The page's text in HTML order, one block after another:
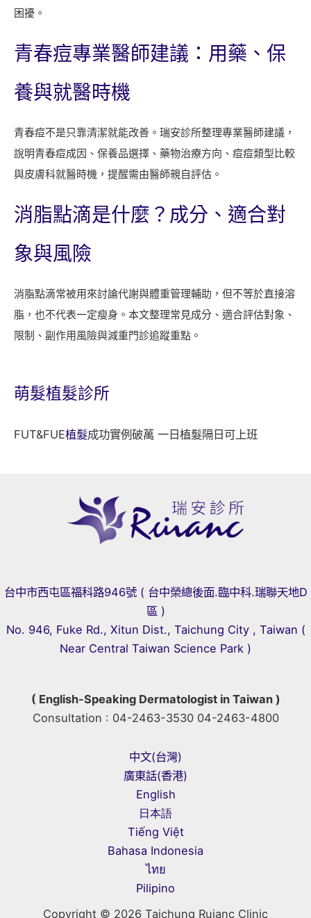
困擾。
青春痘專業醫師建議：用藥、保
養與就醫時機
青春痘不是只靠清潔就能改善。瑞安診所整理專業醫師建議，
說明青春痘成因、保養品選擇、藥物治療方向、痘痘類型比較
與皮膚科就醫時機，提醒需由醫師親自評估。
消脂點滴是什麼？成分、適合對
象與風險
消脂點滴常被用來討論代謝與體重管理輔助，但不等於直接溶
脂，也不代表一定瘦身。本文整理常見成分、適合評估對象、
限制、副作用風險與減重門診追蹤重點。
萌髮植髮診所
FUT&FUE植髮成功實例破萬 一日植髮隔日可上班
台中市西屯區福科路946號 ( 台中榮總後面.臨中科.瑞聯天地D
區 )
No. 946, Fuke Rd., Xitun Dist., Taichung City , Taiwan (
Near Central Taiwan Science Park )
( English-Speaking Dermatologist in Taiwan )
Consultation : 04-2463-3530 04-2463-4800
中文(台灣)
廣東話(香港)
English
日本語
Tiếng Việt
Bahasa Indonesia
ไทย
Pilipino
Copyright © 2026 Taichung Ruianc Clinic